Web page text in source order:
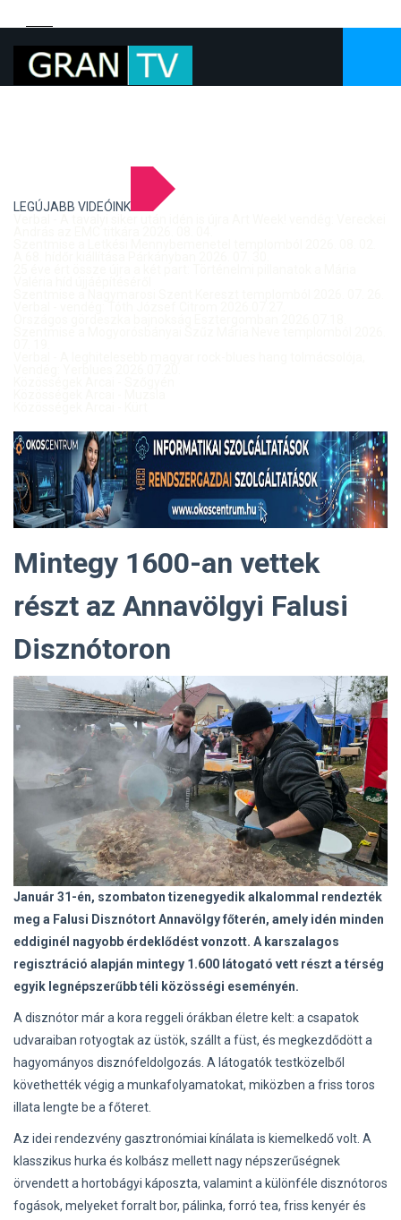
LEGÚJABB VIDEÓINK
Mintegy 1600-an vettek
részt az Annavölgyi Falusi
Disznótoron
Január 31-én, szombaton tizenegyedik alkalommal rendezték
meg a Falusi Disznótort Annavölgy főterén, amely idén minden
eddiginél nagyobb érdeklődést vonzott. A karszalagos
regisztráció alapján mintegy 1.600 látogató vett részt a térség
egyik legnépszerűbb téli közösségi eseményén.
A disznótor már a kora reggeli órákban életre kelt: a csapatok
udvaraiban rotyogtak az üstök, szállt a füst, és megkezdődött a
hagyományos disznófeldolgozás. A látogatók testközelből
követhették végig a munkafolyamatokat, miközben a friss toros
illata lengte be a főteret.
Az idei rendezvény gasztronómiai kínálata is kiemelkedő volt. A
klasszikus hurka és kolbász mellett nagy népszerűségnek
örvendett a hortobágyi káposzta, valamint a különféle disznótoros
fogások, melyeket forralt bor, pálinka, forró tea, friss kenyér és